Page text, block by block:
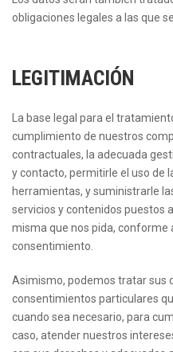
obligaciones legales a las que
LEGITIMACIÓN
La base legal para el
cumplimiento de nuestros
contractuales, la adecuada
y contacto, permitirle el uso de
herramientas, y suministrarle
servicios y contenidos puestos
misma que nos pida, conforme
consentimiento.
Asimismo, podemos tratar sus
consentimientos particulares
cuando sea necesario, para
caso, atender nuestros